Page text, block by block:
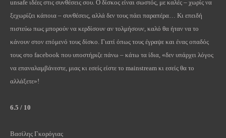
unsafe ιδέες στις συνθέσεις σου. Ο δίσκος είναι σωστός, με καλές – χωρίς να
ξεχωρίζει κάποια – συνθέσεις, αλλά δεν τους πάει παραπέρα… Κι επειδή
πιστεύω πως μπορούν να κερδίσουν αν τολμήσουν, καλό θα ήταν να το
κάνουν στον επόμενό τους δίσκο. Γιατί όπως τους έγραψε και ένας οπαδός
τους στο facebook που υποστήριζε πάνω – κάτω τα ίδια, «δεν υπάρχει λόγος
να επαναλαμβάνεστε, μιας κι εσείς είστε το mainstream κι εσείς θα το
αλλάξετε»!
6.5 / 10
Βασίλης Γκορόγιας